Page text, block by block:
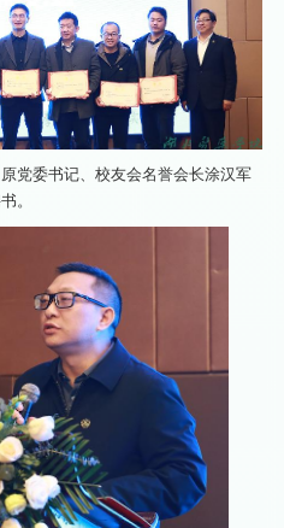
党委书记、校友会名誉会长涂汉军
。